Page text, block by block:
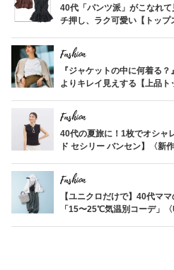
40代「パンツ派」がこなれ
チ押し、ラク可愛い【トップ
Fashion
『ジャケットの中に何着る
よりキレイ見えする【上品ト
Fashion
40代の夏旅に！1枚でオシャ
ド セシリー バンセン】〈新
Fashion
【ユニクロだけで】40代マ
「15〜25℃気温別コーデ」〈